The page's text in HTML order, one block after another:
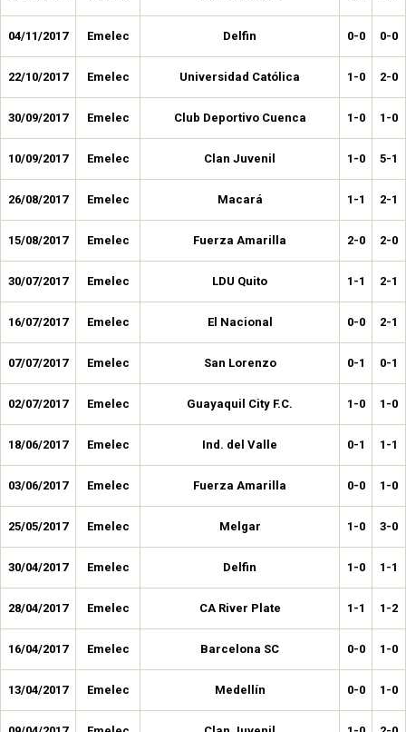
04/11/2017 Emelec Delfin 0-0 0-0
22/10/2017 Emelec Universidad Católica 1-0 2-0
30/09/2017 Emelec Club Deportivo Cuenca 1-0 1-0
10/09/2017 Emelec Clan Juvenil 1-0 5-1
26/08/2017 Emelec Macará 1-1 2-1
15/08/2017 Emelec Fuerza Amarilla 2-0 2-0
30/07/2017 Emelec LDU Quito 1-1 2-1
16/07/2017 Emelec El Nacional 0-0 2-1
07/07/2017 Emelec San Lorenzo 0-1 0-1
02/07/2017 Emelec Guayaquil City F.C. 1-0 1-0
18/06/2017 Emelec Ind. del Valle 0-1 1-1
03/06/2017 Emelec Fuerza Amarilla 0-0 1-0
25/05/2017 Emelec Melgar 1-0 3-0
30/04/2017 Emelec Delfin 1-0 1-1
28/04/2017 Emelec CA River Plate 1-1 1-2
16/04/2017 Emelec Barcelona SC 0-0 1-0
13/04/2017 Emelec Medellín 0-0 1-0